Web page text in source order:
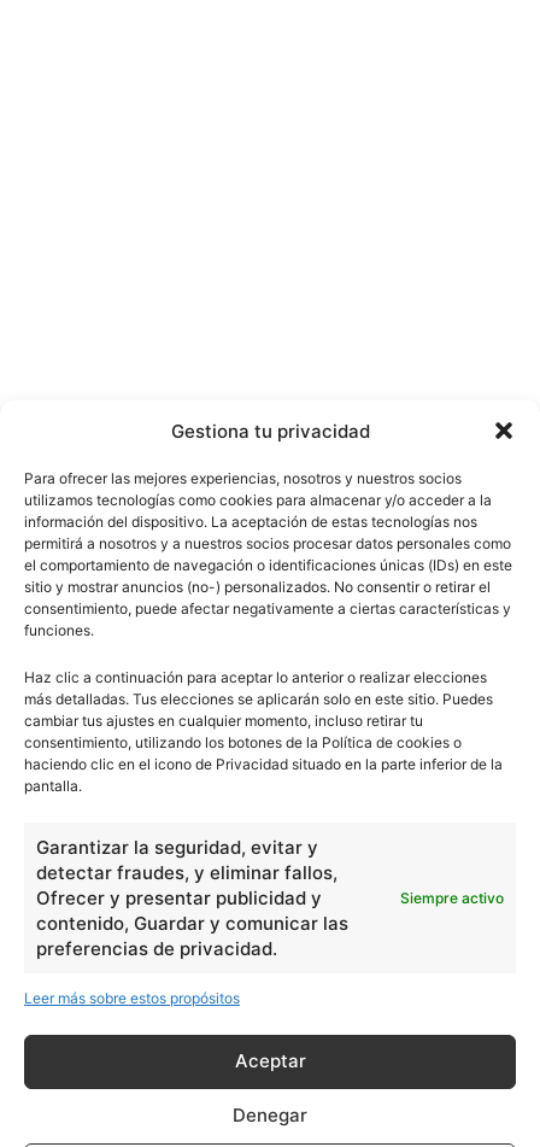
Gestiona tu privacidad
Para ofrecer las mejores experiencias, nosotros y nuestros socios
utilizamos tecnologías como cookies para almacenar y/o acceder a la
información del dispositivo. La aceptación de estas tecnologías nos
permitirá a nosotros y a nuestros socios procesar datos personales como
el comportamiento de navegación o identificaciones únicas (IDs) en este
sitio y mostrar anuncios (no-) personalizados. No consentir o retirar el
consentimiento, puede afectar negativamente a ciertas características y
funciones.
Haz clic a continuación para aceptar lo anterior o realizar elecciones
más detalladas. Tus elecciones se aplicarán solo en este sitio. Puedes
cambiar tus ajustes en cualquier momento, incluso retirar tu
consentimiento, utilizando los botones de la Política de cookies o
haciendo clic en el icono de Privacidad situado en la parte inferior de la
pantalla.
Garantizar la seguridad, evitar y
detectar fraudes, y eliminar fallos,
Ofrecer y presentar publicidad y
contenido, Guardar y comunicar las
preferencias de privacidad.
Siempre activo
Leer más sobre estos propósitos
Aceptar
Denegar